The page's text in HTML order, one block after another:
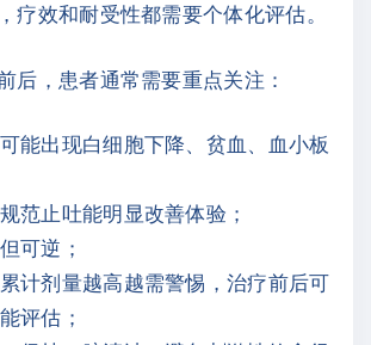
疗效和耐受性都需要个体化评估。
后，患者通常需要重点关注：
可能出现白细胞下降、贫血、血小板
规范止吐能明显改善体验；
可逆；
累计剂量越高越需警惕，治疗前后可
评估；